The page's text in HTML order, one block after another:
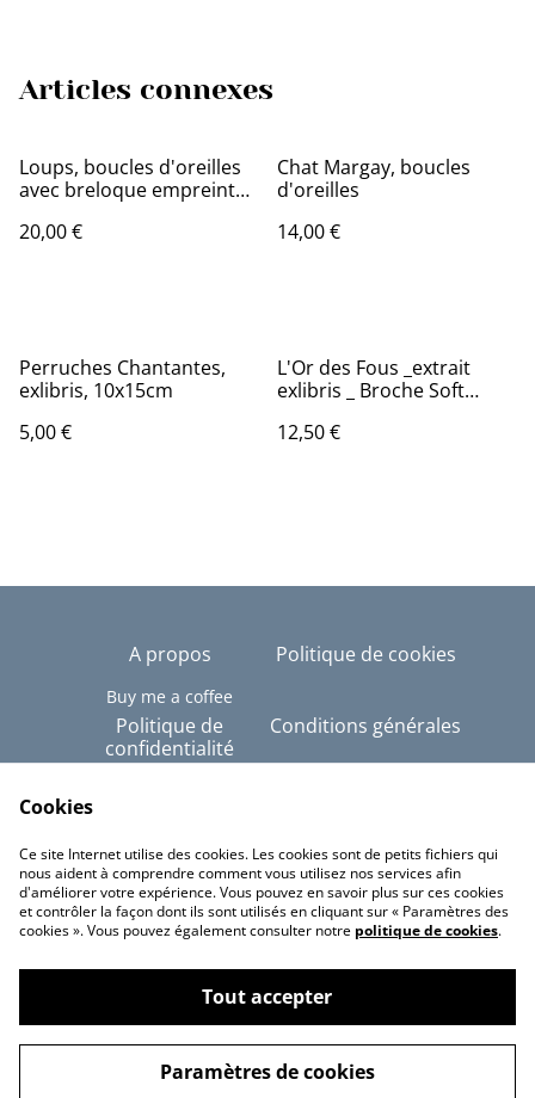
Articles connexes
Loups, boucles d'oreilles
avec breloque empreinte
20,00 €
Chat Margay, boucles
d'oreilles
14,00 €
Perruches Chantantes,
exlibris, 10x15cm
5,00 €
L'Or des Fous _extrait
exlibris _ Broche Soft
12,50 €
A propos
Buy me a coffee
Politique de cookies
Politique de
confidentialité
Conditions générales
Copyright © Tous
Linktree
©2026Alex-Imé
powered by
Cookies
Ce site Internet utilise des cookies. Les cookies sont de petits fichiers qui
nous aident à comprendre comment vous utilisez nos services afin
d'améliorer votre expérience. Vous pouvez en savoir plus sur ces cookies
et contrôler la façon dont ils sont utilisés en cliquant sur « Paramètres des
cookies ». Vous pouvez également consulter notre politique de cookies.
Tout accepter
Paramètres de cookies